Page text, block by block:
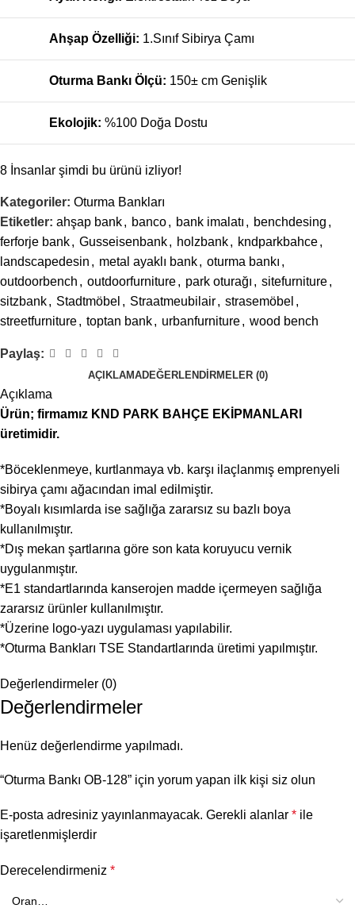
Ahşap Özelliği: 1.Sınıf Sibirya Çamı
Oturma Bankı Ölçü: 150± cm Genişlik
Ekolojik: %100 Doğa Dostu
8 İnsanlar şimdi bu ürünü izliyor!
Kategoriler: Oturma Bankları
Etiketler: ahşap bank, banco, bank imalatı , benchdesing ,
ferforje bank, Gusseisenbank, holzbank, kndparkbahce,
landscapedesin , metal ayaklı bank, oturma bankı ,
outdoorbench , outdoorfurniture, park oturağı , sitefurniture,
sitzbank, Stadtmöbel , Straatmeubilair, strasemöbel ,
streetfurniture, toptan bank, urbanfurniture, wood bench
Paylaş:
AÇIKLAMADEĞERLENDIRMELER (0)
Açıklama
Ürün; firmamız KND PARK BAHÇE EKİPMANLARI
üretimidir.
*Böceklenmeye, kurtlanmaya vb. karşı ilaçlanmış emprenyeli
sibirya çamı ağacından imal edilmiştir.
*Boyalı kısımlarda ise sağlığa zararsız su bazlı boya
kullanılmıştır.
*Dış mekan şartlarına göre son kata koruyucu vernik
uygulanmıştır.
*E1 standartlarında kanserojen madde içermeyen sağlığa
zararsız ürünler kullanılmıştır.
*Üzerine logo-yazı uygulaması yapılabilir.
*Oturma Bankları TSE Standartlarında üretimi yapılmıştır.
Değerlendirmeler (0)
Değerlendirmeler
Henüz değerlendirme yapılmadı.
“Oturma Bankı OB-128” için yorum yapan ilk kişi siz olun
E-posta adresiniz yayınlanmayacak. Gerekli alanlar * ile
işaretlenmişlerdir
Derecelendirmeniz *